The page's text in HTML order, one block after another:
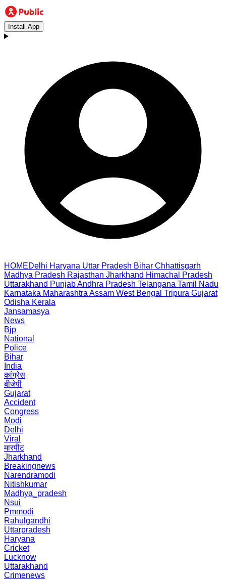
Install App
HOMEDelhi Haryana Uttar Pradesh Bihar Chhattisgarh
Madhya Pradesh Rajasthan Jharkhand Himachal Pradesh
Uttarakhand PunjabAndhra Pradesh Telangana Tamil Nadu
Karnataka Maharashtra Assam West Bengal Tripura Gujarat
Odisha Kerala
Jansamasya
News
Bjp
National
Police
Bihar
India
कांग्रेस
बीजेपी
Gujarat
Accident
Congress
Modi
Delhi
Viral
मारपीट
Jharkhand
Breakingnews
Narendramodi
Nitishkumar
Madhya_pradesh
Nsui
Pmmodi
Rahulgandhi
Uttarpradesh
Haryana
Cricket
Lucknow
Uttarakhand
Crimenews